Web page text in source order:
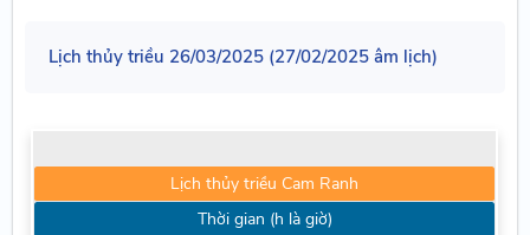
Lịch thủy triều 26/03/2025 (27/02/2025 âm lịch)
Lịch thủy triều Cam Ranh
Thời gian (h là giờ)